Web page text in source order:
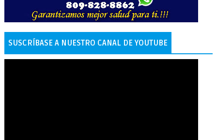
SUSCRÍBASE A NUESTRO CANAL DE YOUTUBE